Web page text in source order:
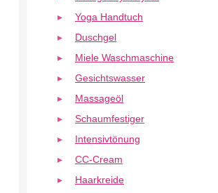
Yoga Handtuch
Duschgel
Miele Waschmaschine
Gesichtswasser
Massageöl
Schaumfestiger
Intensivtönung
CC-Cream
Haarkreide